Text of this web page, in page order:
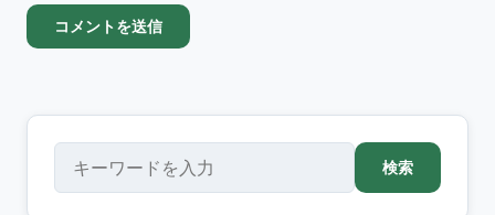
検索